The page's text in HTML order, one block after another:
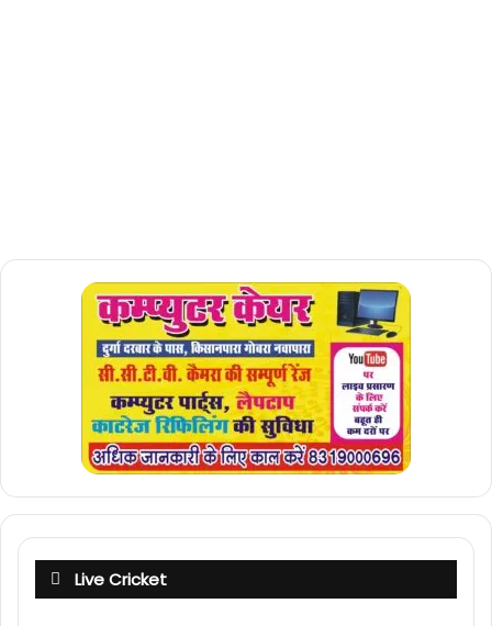
Live Cricket